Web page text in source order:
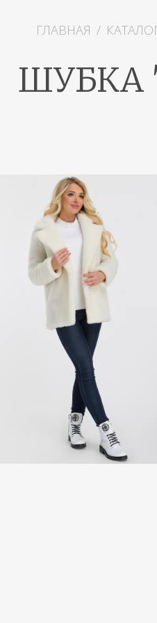
ГЛАВНАЯ /
ШУБКА